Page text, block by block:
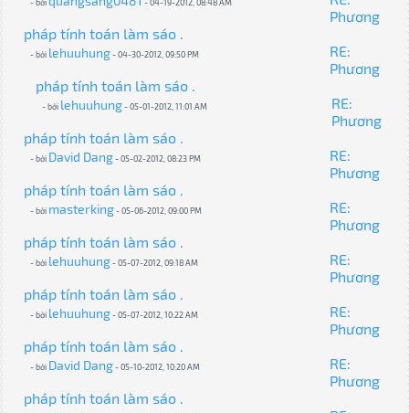
- bởi - 04-19-2012, 08:48 AM
Phương
pháp tính toán làm sáo .
- bởi lehuuhung- 04-30-2012, 09:50 PM
RE:
Phương
pháp tính toán làm sáo .
- bởi lehuuhung- 05-01-2012, 11:01 AM
RE:
Phương
pháp tính toán làm sáo .
- bởi David Dang- 05-02-2012, 08:23 PM
RE:
Phương
pháp tính toán làm sáo .
- bởi masterking- 05-06-2012, 09:00 PM
RE:
Phương
pháp tính toán làm sáo .
- bởi lehuuhung- 05-07-2012, 09:18 AM
RE:
Phương
pháp tính toán làm sáo .
- bởi lehuuhung- 05-07-2012, 10:22 AM
RE:
Phương
pháp tính toán làm sáo .
- bởi David Dang- 05-10-2012, 10:20 AM
RE:
Phương
pháp tính toán làm sáo .